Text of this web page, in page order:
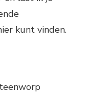
kunt vinden.